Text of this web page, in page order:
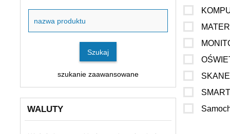
Szukaj
Szukaj
szukanie zaawansowane
WALUTY